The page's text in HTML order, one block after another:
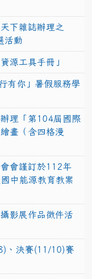
下雜誌辦理之
活動
源工具手冊」
有你」暑假服務學
理「第104屆國際
畫（含四格漫
會謹訂於112年
中能源教育教案
影展作品徵件活
、決賽(11/10)賽